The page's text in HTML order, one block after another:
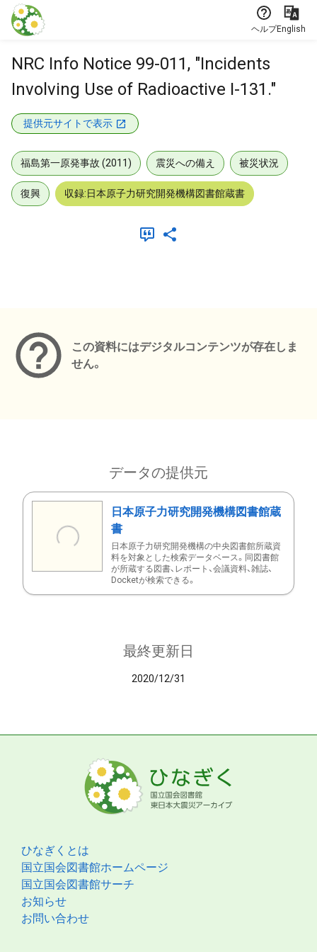
本文に飛ぶ
ヘルプEnglish
NRC Info Notice 99-011, "Incidents
Involving Use of Radioactive I-131."
提供元サイトで表示
福島第一原発事故 (2011) 震災への備え 被災状況
復興 収録:日本原子力研究開発機構図書館蔵書
この資料にはデジタルコンテンツが存在しま
せん。
データの提供元
日本原子力研究開発機構図書館蔵
書
日本原子力研究開発機構の中央図書館所蔵資
料を対象とした検索データベース。同図書館
が所蔵する図書、レポート、会議資料、雑誌、
Docketが検索できる。
最終更新日
2020/12/31
ひなぎくとは
国立国会図書館ホームページ
国立国会図書館サーチ
お知らせ
お問い合わせ